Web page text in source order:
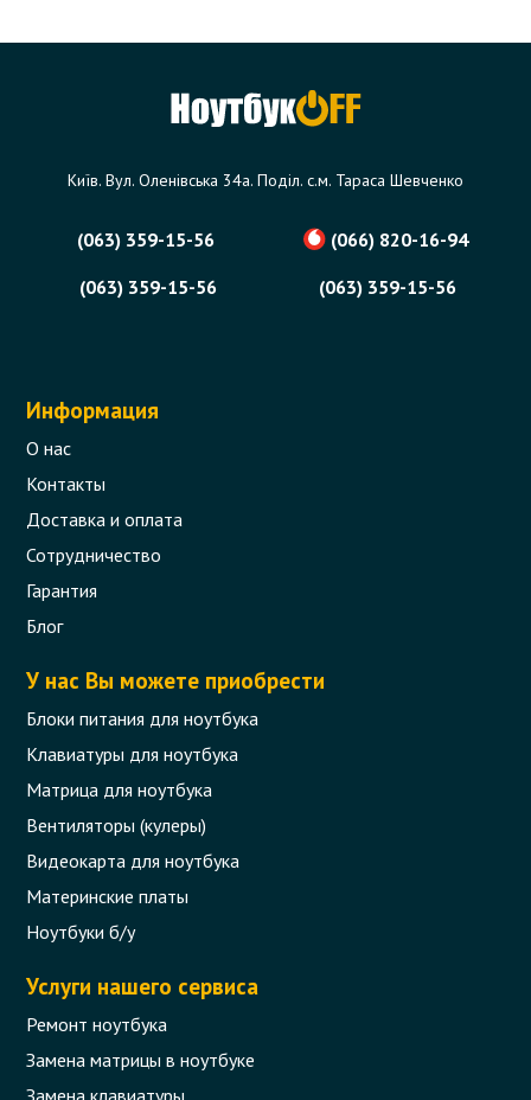
Київ. Вул. Оленівська 34а. Поділ. с.м. Тараса Шевченко
(063) 359-15-56
(066) 820-16-94
(063) 359-15-56
(063) 359-15-56
Информация
О нас
Контакты
Доставка и оплата
Сотрудничество
Гарантия
Блог
У нас Вы можете приобрести
Блоки питания для ноутбука
Клавиатуры для ноутбука
Матрица для ноутбука
Вентиляторы (кулеры)
Видеокарта для ноутбука
Материнские платы
Ноутбуки б/у
Услуги нашего сервиса
Ремонт ноутбука
Замена матрицы в ноутбуке
Замена клавиатуры